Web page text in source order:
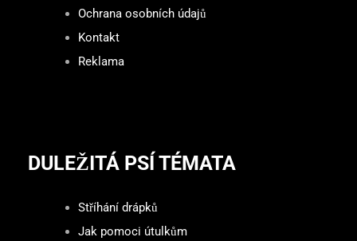
Ochrana osobních údajů
Kontakt
Reklama
DULEŽITÁ PSÍ TÉMATA
Stříhání drápků
Jak pomoci útulkům